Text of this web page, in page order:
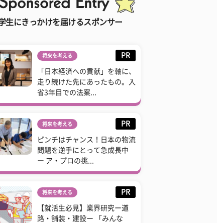
生にきっかけを届けるスポンサー
将来を考える PR
「日本経済への貢献」を軸に、
走り続けた先にあったもの。入
省3年目での法案...
将来を考える PR
ピンチはチャンス！日本の物流
問題を逆手にとって急成長中
ー ア・プロの挑...
将来を考える PR
【就活生必見】業界研究ー道
路・舗装・建設ー 「みんな